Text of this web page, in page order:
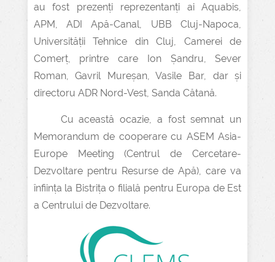
au fost prezenți reprezentanți ai Aquabis,
APM, ADI Apă-Canal, UBB Cluj-Napoca,
Universității Tehnice din Cluj, Camerei de
Comerț, printre care Ion Șandru, Sever
Roman, Gavril Mureșan, Vasile Bar, dar și
directoru ADR Nord-Vest, Sanda Cătană.
Cu această ocazie, a fost semnat un
Memorandum de cooperare cu ASEM Asia-
Europe Meeting (Centrul de Cercetare-
Dezvoltare pentru Resurse de Apă), care va
înființa la Bistrița o filială pentru Europa de Est
a Centrului de Dezvoltare.